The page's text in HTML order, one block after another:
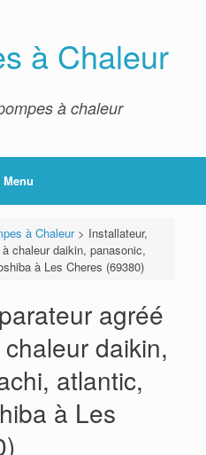
à Chaleur
à chaleur
Menu
à Chaleur> Installateur,
chaleur daikin, panasonic,
à Les Cheres (69380)
agréé
daikin,
atlantic,
à Les